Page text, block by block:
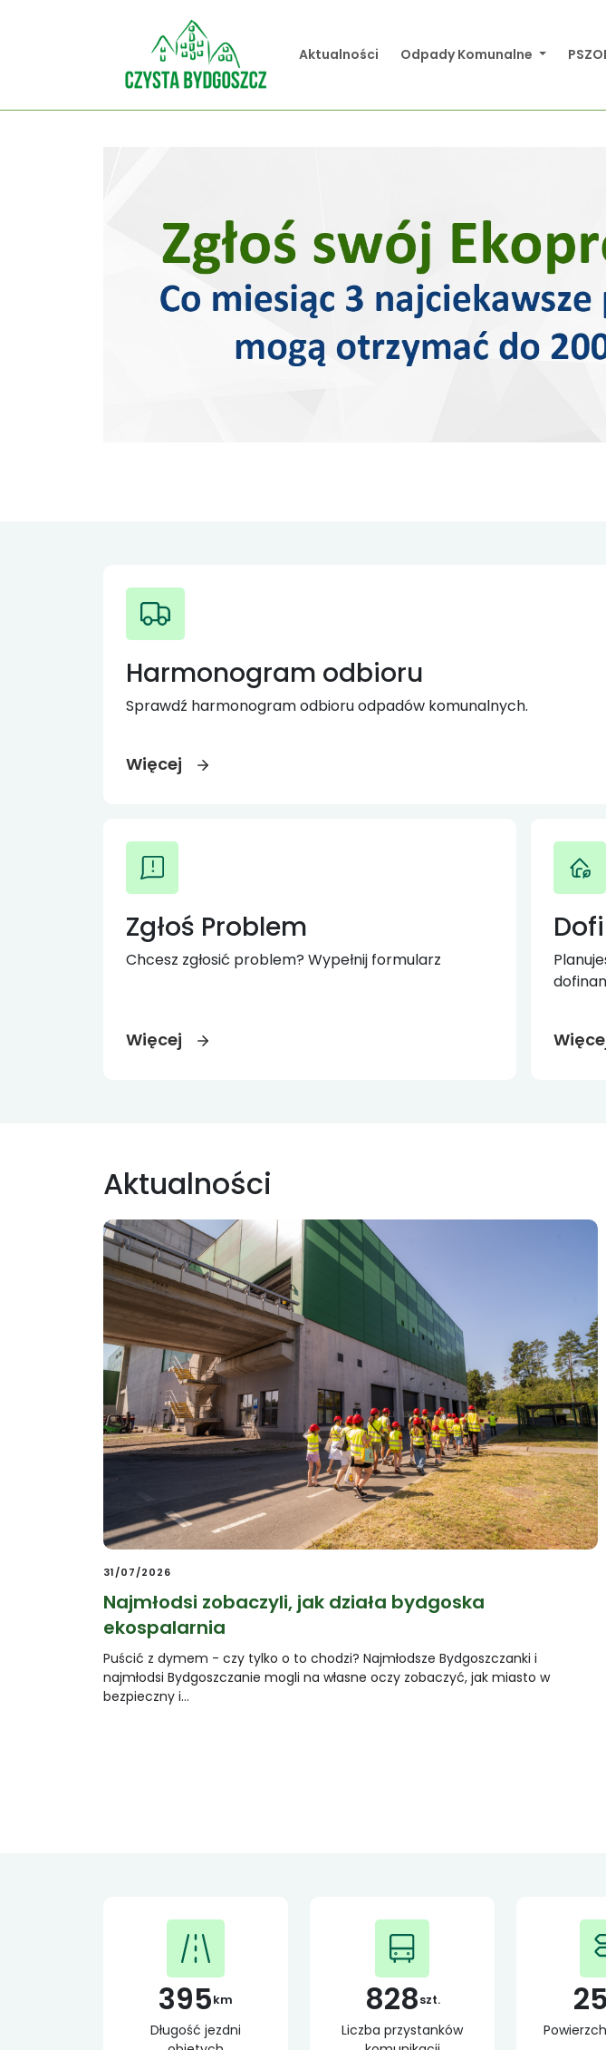
Aktualności Odpady Komunalne
Harmonogram odbioru
Sprawdź harmonogram odbioru odpadów komunalnych.
Więcej
Zgłoś Problem
Chcesz zgłosić problem? Wypełnij formularz
Więcej
Aktualności
31/07/2026
Najmłodsi zobaczyli, jak działa bydgoska
ekospalarnia
Puścić z dymem - czy tylko o to chodzi? Najmłodsze Bydgoszczanki i
najmłodsi Bydgoszczanie mogli na własne oczy zobaczyć, jak miasto w
bezpieczny i…
395km
Długość jezdni
828szt.
Liczba przystanków